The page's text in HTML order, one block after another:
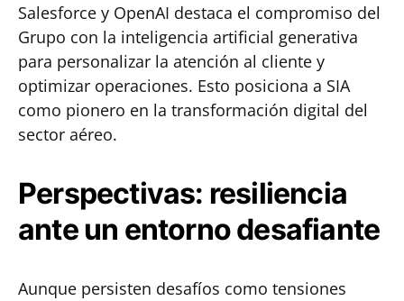
Salesforce y OpenAI destaca el compromiso del
Grupo con la inteligencia artificial generativa
para personalizar la atención al cliente y
optimizar operaciones. Esto posiciona a SIA
como pionero en la transformación digital del
sector aéreo.
Perspectivas: resiliencia
ante un entorno desafiante
Aunque persisten desafíos como tensiones